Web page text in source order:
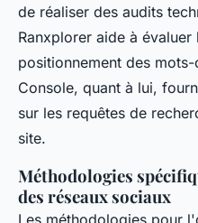
de réaliser des audits
Ranxplorer aide à
positionnement des
Console, quant à lui,
sur les requêtes de
site.
Méthodologies
des réseaux sociaux
Les méthodologies pour